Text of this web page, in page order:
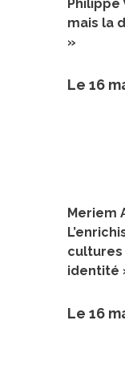
mais la
»
Le 16
Meriem
cultures
identité
Le 16